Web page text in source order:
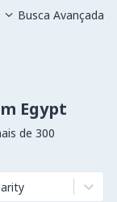
 Busca Avançada
Egypt
de 300